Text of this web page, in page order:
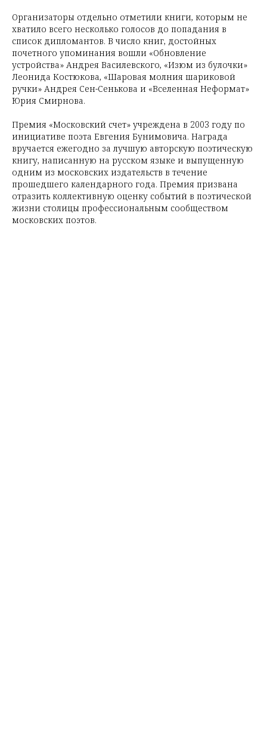
Организаторы отдельно отметили книги, которым не
хватило всего несколько голосов до попадания в
список дипломантов. В число книг, достойных
почетного упоминания вошли «Обновление
устройства» Андрея Василевского, «Изюм из булочки»
Леонида Костюкова, «Шаровая молния шариковой
ручки» Андрея Сен-Сенькова и «Вселенная Неформат»
Юрия Смирнова.
Премия «Московский счет» учреждена в 2003 году по
инициативе поэта Евгения Бунимовича. Награда
вручается ежегодно за лучшую авторскую поэтическую
книгу, написанную на русском языке и выпущенную
одним из московских издательств в течение
прошедшего календарного года. Премия призвана
отразить коллективную оценку событий в поэтической
жизни столицы профессиональным сообществом
московских поэтов.